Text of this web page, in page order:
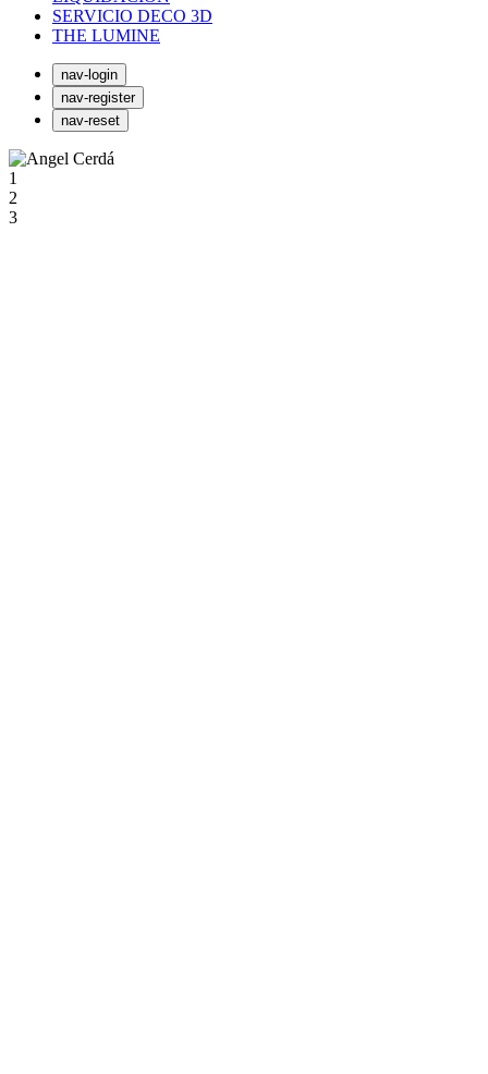
SERVICIO DECO 3D
THE LUMINE
nav-login
nav-register
nav-reset
1
2
3